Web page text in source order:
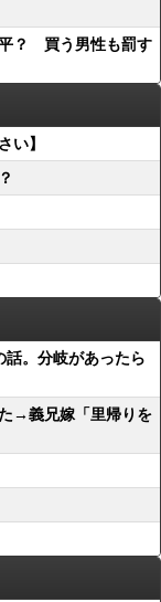
平？ 買う男性も罰す
い】
話。分岐があったら
→義兄嫁「里帰りを